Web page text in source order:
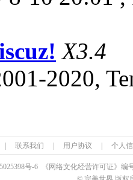
X3.4
2020,
联系我们 用户协议 个人
号-6 《网络文化经营许可证》编